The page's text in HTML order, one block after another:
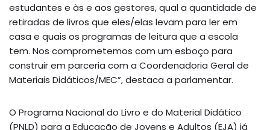
estudantes e às e aos gestores, qual a quantidade de
retiradas de livros que eles/elas levam para ler em
casa e quais os programas de leitura que a escola
tem. Nos comprometemos com um esboço para
construir em parceria com a Coordenadoria Geral de
Materiais Didáticos/MEC”, destaca a parlamentar.
O Programa Nacional do Livro e do Material Didático
(PNLD) para a Educação de Jovens e Adultos (EJA) já